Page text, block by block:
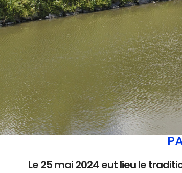
Le 25 mai 2024 eut lieu le